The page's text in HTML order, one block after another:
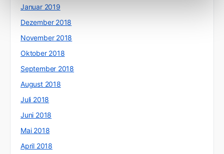
Januar 2019
Dezember 2018
November 2018
Oktober 2018
September 2018
August 2018
Juli 2018
Juni 2018
Mai 2018
April 2018